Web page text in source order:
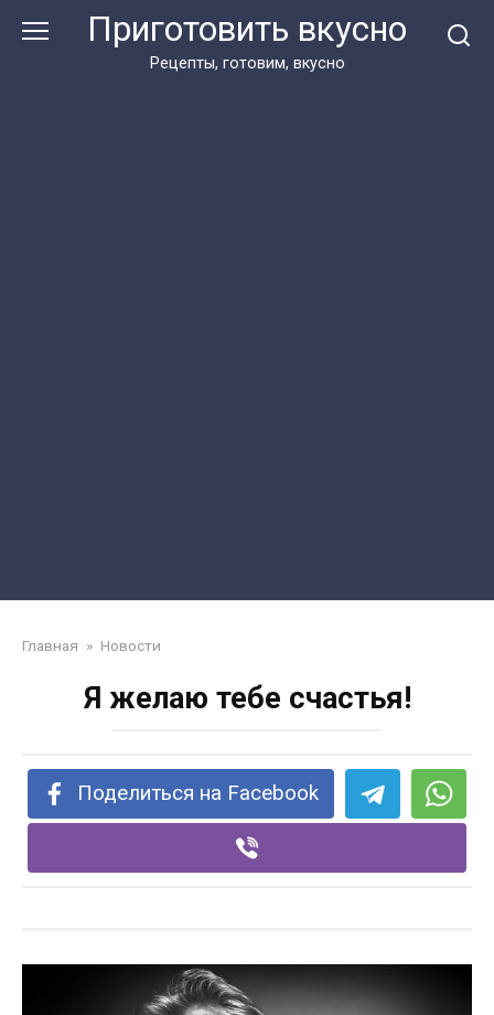
Приготовить вкусно
Рецепты, готовим, вкусно
Главная » Новости
Я желаю тебе счастья!
Поделиться на Facebook